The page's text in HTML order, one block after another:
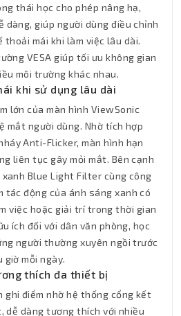
thái học cho phép nâng hạ,
dàng, giúp người dùng điều chỉnh
mái khi làm việc lâu dài.
VESA giúp tối ưu không gian
môi trường khác nhau.
khi sử dụng lâu dài
lớn của màn hình ViewSonic
mắt người dùng. Nhờ tích hợp
Anti-Flicker, màn hình hạn
liên tục gây mỏi mắt. Bên cạnh
Blue Light Filter cùng công
tác động của ánh sáng xanh có
việc hoặc giải trí trong thời gian
ích đối với dân văn phòng, học
người thường xuyên ngồi trước
giờ mỗi ngày.
thích đa thiết bị
ghi điểm nhờ hệ thống cổng kết
dễ dàng tương thích với nhiều